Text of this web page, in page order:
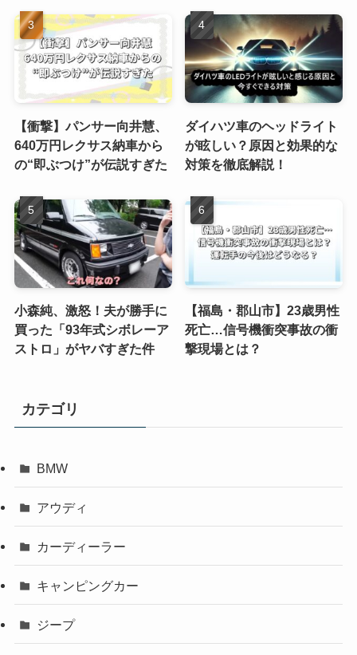
【衝撃】パンサー向井慧、
640万円レクサス納車から
の“即ぶつけ”が伝説すぎた
ダイハツ車のヘッドライト
が眩しい？原因と効果的な
対策を徹底解説！
小森純、激怒！夫が勝手に
買った「93年式シボレーア
ストロ」がヤバすぎた件
【福島・郡山市】23歳男性
死亡…信号機衝突事故の衝
撃現場とは？
カテゴリ
BMW
アウディ
カーディーラー
キャンピングカー
ジープ